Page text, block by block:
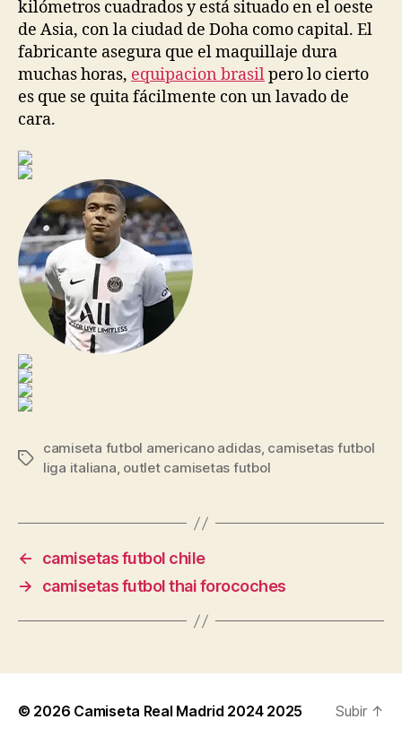
kilómetros cuadrados y está situado en el oeste
de Asia, con la ciudad de Doha como capital. El
fabricante asegura que el maquillaje dura
muchas horas, equipacion brasilpero lo cierto
es que se quita fácilmente con un lavado de
cara.
Etiquetas
camiseta futbol americano adidas, camisetas futbol
liga italiana, outlet camisetas futbol
←
camisetas futbol chile
→
camisetas futbol thai forocoches
© 2026 Camiseta Real Madrid 2024 2025 Subir ↑